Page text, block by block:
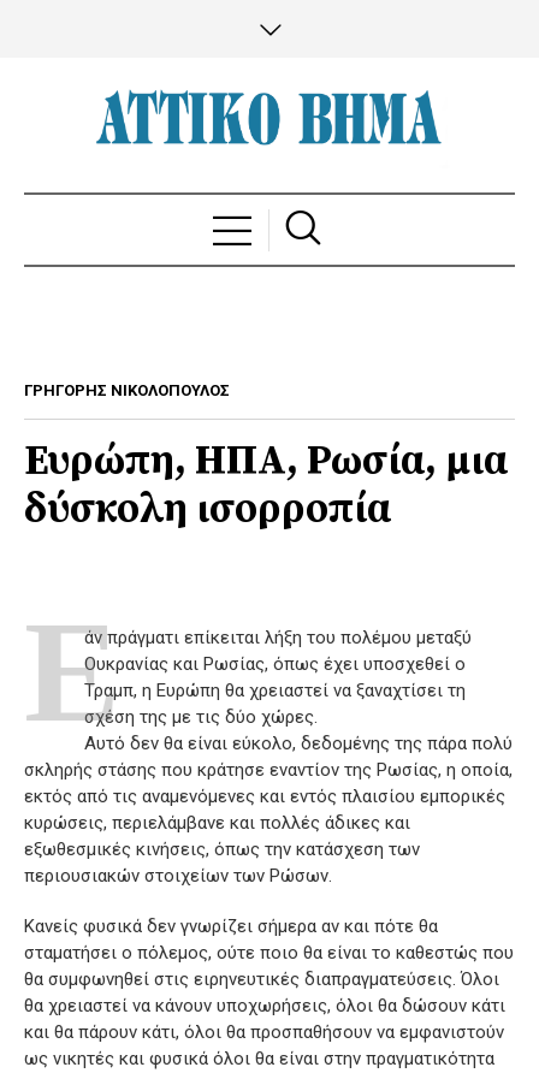
ΓΡΗΓΟΡΗΣ ΝΙΚΟΛΟΠΟΥΛΟΣ
Ευρώπη, ΗΠΑ, Ρωσία, μια
δύσκολη ισορροπία
Εάν πράγματι επίκειται λήξη του πολέμου μεταξύ
Ουκρανίας και Ρωσίας, όπως έχει υποσχεθεί ο
Τραμπ, η Ευρώπη θα χρειαστεί να ξαναχτίσει τη
σχέση της με τις δύο χώρες.
Αυτό δεν θα είναι εύκολο, δεδομένης της πάρα πολύ
σκληρής στάσης που κράτησε εναντίον της Ρωσίας, η οποία,
εκτός από τις αναμενόμενες και εντός πλαισίου εμπορικές
κυρώσεις, περιελάμβανε και πολλές άδικες και
εξωθεσμικές κινήσεις, όπως την κατάσχεση των
περιουσιακών στοιχείων των Ρώσων.
Κανείς φυσικά δεν γνωρίζει σήμερα αν και πότε θα
σταματήσει ο πόλεμος, ούτε ποιο θα είναι το καθεστώς που
θα συμφωνηθεί στις ειρηνευτικές διαπραγματεύσεις. Όλοι
θα χρειαστεί να κάνουν υποχωρήσεις, όλοι θα δώσουν κάτι
και θα πάρουν κάτι, όλοι θα προσπαθήσουν να εμφανιστούν
ως νικητές και φυσικά όλοι θα είναι στην πραγματικότητα